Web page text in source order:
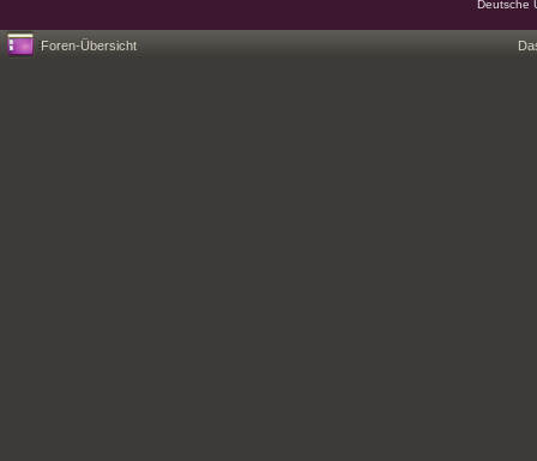
Deutsche
Foren-Übersicht